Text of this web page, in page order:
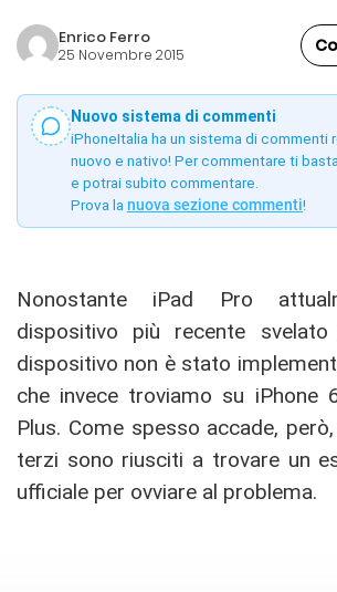
Enrico Ferro
25 Novembre 2015
Nuovo sistema di commenti
iPhoneItalia ha un sistema di commenti
nuovo e nativo! Per commentare ti
e potrai subito commentare.
Prova la nuova sezione commenti!
Nonostante iPad Pro
dispositivo più recente
dispositivo non è stato
che invece troviamo su iPhone
Plus. Come spesso accade,
terzi sono riusciti a trovare un
ufficiale per ovviare al problema.